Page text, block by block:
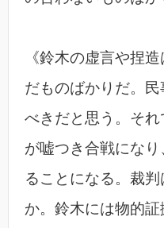
《鈴木の虚言や捏
だものばかりだ。
べきだと思う。そ
が嘘つき合戦にな
ることになる。裁
か。鈴木には物的証